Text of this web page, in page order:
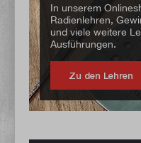
In unserem
Radienlehren,
und viele weitere
Ausführungen.
Zu den Lehren